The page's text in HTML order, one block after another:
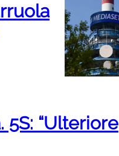
“Ulteriore